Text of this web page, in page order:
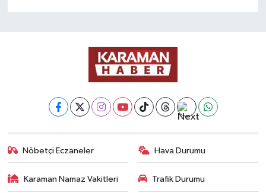
Nöbetçi Eczaneler Hava Durumu
Karaman Namaz Vakitleri Trafik Durumu